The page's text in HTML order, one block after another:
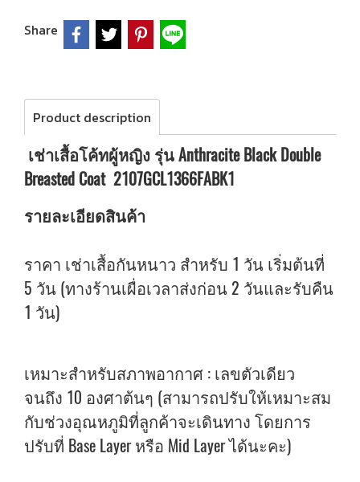
Share
Product description
เช่าเสื้อโค้ทผู้หญิง รุ่น Anthracite Black Double
Breasted Coat 2107GCL1366FABK1
รายละเอียดสินค้า
ราคา เช่าเสื้อกันหนาว สำหรับ 1 วัน เริ่มต้นที่
5 วัน (ทางร้านเผื่อเวลาส่งก่อน 2 วันและรับคืน
1 วัน)
เหมาะสำหรับสภาพอากาศ : เลขตัวเดียว
จนถึง 10 องศาต้นๆ (สามารถปรับให้เหมาะสม
กับช่วงอุณหภูมิที่ลูกค้าจะเดินทาง โดยการ
ปรับที่ Base Layer หรือ Mid Layer ได้นะคะ)